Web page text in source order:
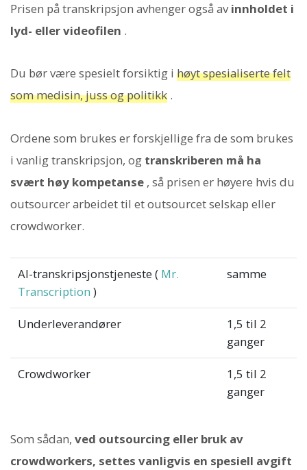
Prisen på transkripsjon avhenger også avinnholdet i
lyd- eller videofilen .
Du bør være spesielt forsiktig i høyt spesialiserte felt
som medisin, juss og politikk .
Ordene som brukes er forskjellige fra de som brukes
i vanlig transkripsjon, og transkriberen må ha
svært høy kompetanse , så prisen er høyere hvis du
outsourcer arbeidet til et outsourcet selskap eller
crowdworker.
AI-transkripsjonstjeneste ( Mr.
Transcription )
samme
Underleverandører
1,5 til 2
ganger
Crowdworker
1,5 til 2
ganger
Som sådan, ved outsourcing eller bruk av
crowdworkers, settes vanligvis en spesiell avgift